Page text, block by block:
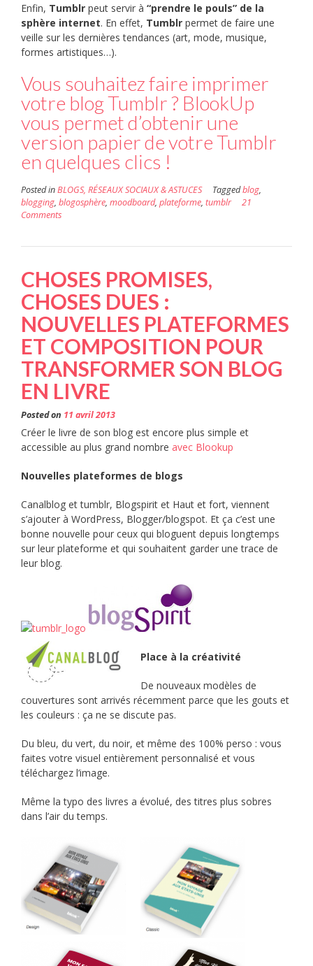
Enfin, Tumblr peut servir à “prendre le pouls” de la
sphère internet. En effet, Tumblr permet de faire une
veille sur les dernières tendances (art, mode, musique,
formes artistiques…).
Vous souhaitez faire imprimer
votre blog Tumblr ? BlookUp
vous permet d’obtenir une
version papier de votre Tumblr
en quelques clics !
Posted inBLOGS, RÉSEAUX SOCIAUX & ASTUCES Taggedblog,
blogging, blogosphère, moodboard, plateforme, tumblr
21
Comments
CHOSES PROMISES,
CHOSES DUES :
NOUVELLES PLATEFORMES
ET COMPOSITION POUR
TRANSFORMER SON BLOG
EN LIVRE
Posted on 11 avril 2013
Créer le livre de son blog est encore plus simple et
accessible au plus grand nombre avec Blookup
Nouvelles plateformes de blogs
Canalblog et tumblr, Blogspirit et Haut et fort, viennent
s’ajouter à WordPress, Blogger/blogspot. Et ça c’est une
bonne nouvelle pour ceux qui bloguent depuis longtemps
sur leur plateforme et qui souhaitent garder une trace de
leur blog.
Place à la créativité
De nouveaux modèles de
couvertures sont arrivés récemment parce que les gouts et
les couleurs : ça ne se discute pas.
Du bleu, du vert, du noir, et même des 100% perso : vous
faites votre visuel entièrement personnalisé et vous
téléchargez l’image.
Même la typo des livres a évolué, des titres plus sobres
dans l’air du temps.